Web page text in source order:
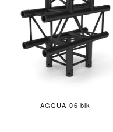
AGQUA-06 blk